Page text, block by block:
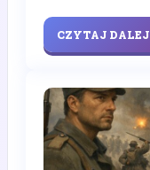
CZYTAJ DALEJ